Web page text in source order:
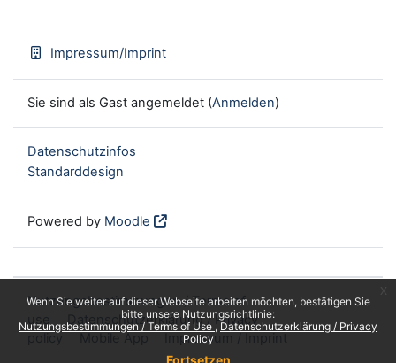
Wenn Sie weiter auf dieser Webseite arbeiten möchten, bestätigen Sie
bitte unsere Nutzungsrichtlinie:
Nutzungsbestimmungen / Terms of Use
Datenschutzerklärung / Privacy
Policy
Fortsetzen
Impressum/Imprint
Sie sind als Gast angemeldet (Anmelden)
Datenschutzinfos
Standarddesign
Powered by Moodle
Nutzungsbestimmungen / Terms of
use
Datenschutzerklärung / Privacy
policy
Mobile App Impressum / Imprint